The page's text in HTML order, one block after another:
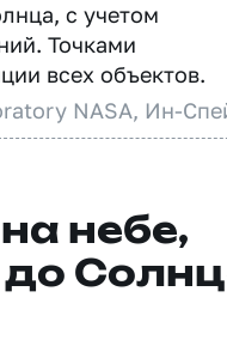
с учетом
Точками
всех объектов.
NASA, Ин-
небе,
до